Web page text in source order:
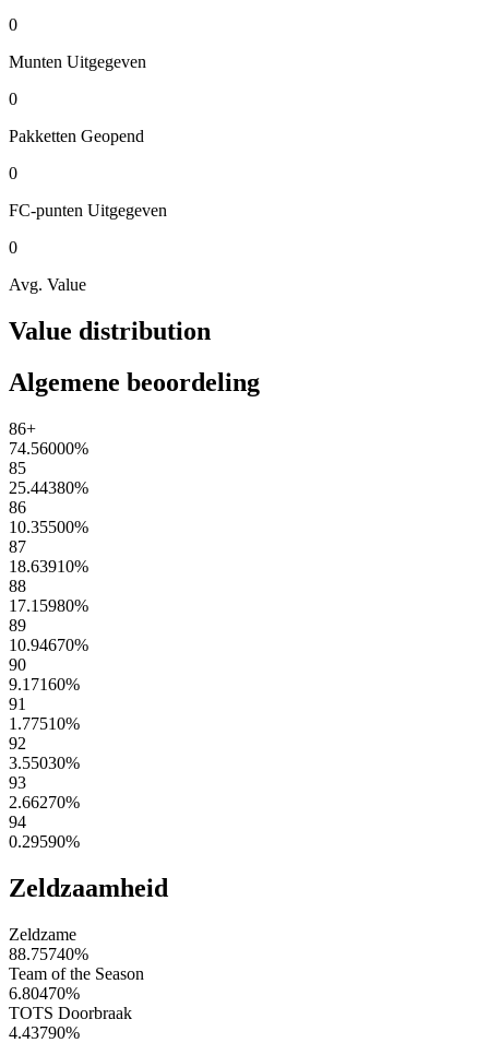
0
Munten Uitgegeven
0
Pakketten Geopend
0
FC-punten Uitgegeven
0
Avg. Value
Value distribution
Algemene beoordeling
86+
74.56000%
85
25.44380%
86
10.35500%
87
18.63910%
88
17.15980%
89
10.94670%
90
9.17160%
91
1.77510%
92
3.55030%
93
2.66270%
94
0.29590%
Zeldzaamheid
Zeldzame
88.75740%
Team of the Season
6.80470%
TOTS Doorbraak
4.43790%